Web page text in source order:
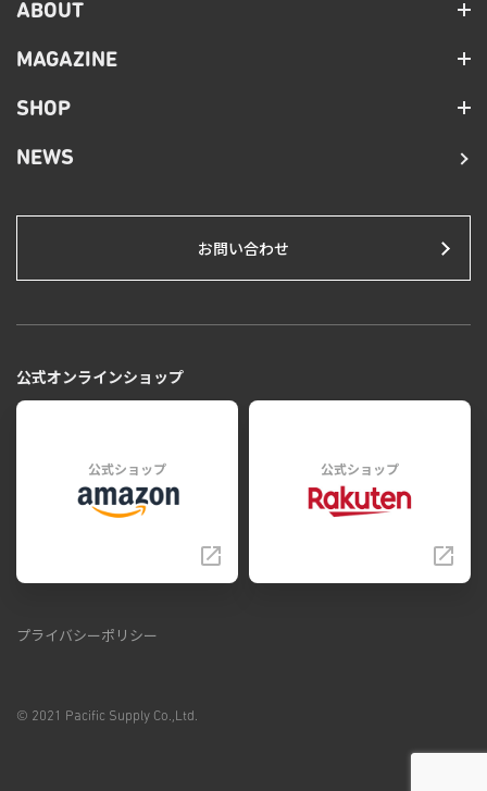
ABOUT
MAGAZINE
SHOP
NEWS
お問い合わせ
公式オンラインショップ
公式ショップ 公式ショップ
プライバシーポリシー
© 2021 Pacific Supply Co.,Ltd.